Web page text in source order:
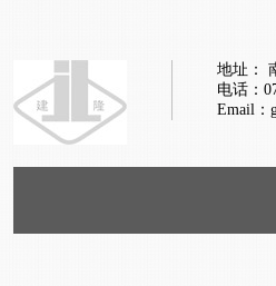
地址：
电话：
Email：